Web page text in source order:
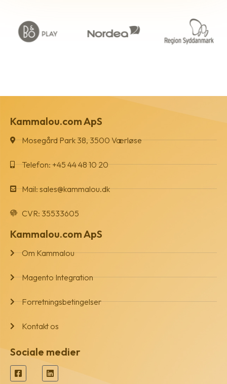
Kammalou.com ApS
Mosegård Park 38, 3500 Værløse
Telefon: +45 44 48 10 20
Mail:sales@kammalou.dk
CVR: 35533605
Kammalou.com ApS
Om Kammalou
Magento Integration
Forretningsbetingelser
Kontakt os
Sociale medier